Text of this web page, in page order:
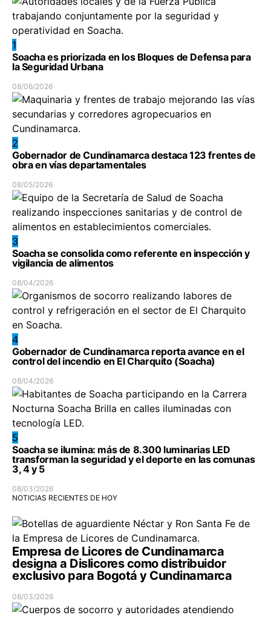
1
Soacha es priorizada en los Bloques de Defensa para
la Seguridad Urbana
08/06/2026
2
Gobernador de Cundinamarca destaca 123 frentes de
obra en vías departamentales
08/05/2026
3
Soacha se consolida como referente en inspección y
vigilancia de alimentos
08/04/2026
4
Gobernador de Cundinamarca reporta avance en el
control del incendio en El Charquito (Soacha)
08/04/2026
5
Soacha se ilumina: más de 8.300 luminarias LED
transforman la seguridad y el deporte en las comunas
3, 4 y 5
08/03/2026
NOTICIAS RECIENTES DE HOY
Empresa de Licores de Cundinamarca
designa a Dislicores como distribuidor
exclusivo para Bogotá y Cundinamarca
08/03/2026